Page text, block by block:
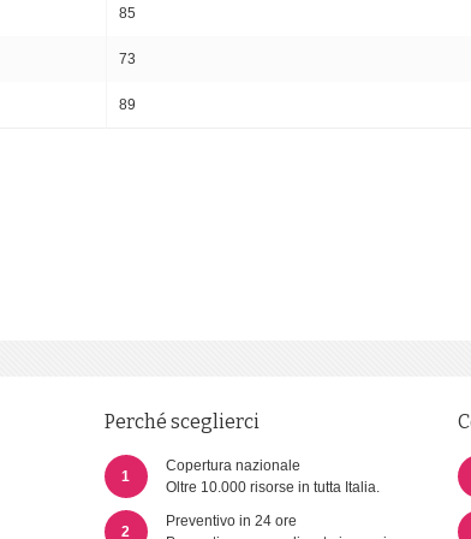
85
73
89
Perché sceglierci
1
Copertura nazionale
Oltre 10.000 risorse in tutta Italia.
2
Preventivo in 24 ore